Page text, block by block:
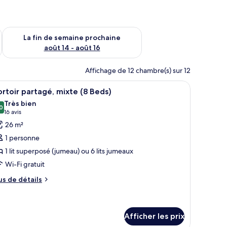
semaine août 7 - août 9
La fin de semaine prochaine
août 14 - août 16
Vérifier la disponibilité pour la fin de semaine prochaine août
Affichage de 12 chambre(s) sur 12
un bureau et une chaise.
:
Une chambre avec un lit superposé, une
5 partagé, mixte (8 Beds)
sur 10
Très bien
16 avis
(16 avis)
26 m²
1 personne
1 lit superposé (jumeau) ou 6 lits jumeaux
Wi-Fi gratuit
de détails
Afficher les prix